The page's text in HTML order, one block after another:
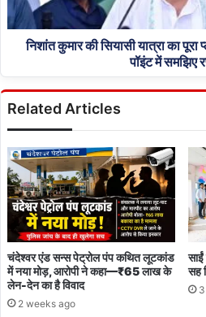
प्लान:
दिल्ली
नीतीश,
5
पॉइंट
में
समझिए
रणनीति
निशांत कुमार की सियासी यात्रा का पूरा
पॉइंट में समझिए
Related Articles
चंदेश्वर एंड सन्स पेट्रोल पंप कथित लूटकांड
में नया मोड़, आरोपी ने कहा—₹65 लाख के
लेन-देन का है विवाद
2 weeks ago
सह